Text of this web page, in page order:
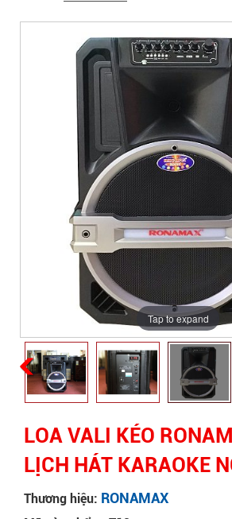
Tap to expand
LOA VALI KÉO
LỊCH HÁT KARAOKE
Thương hiệu: RONAMAX